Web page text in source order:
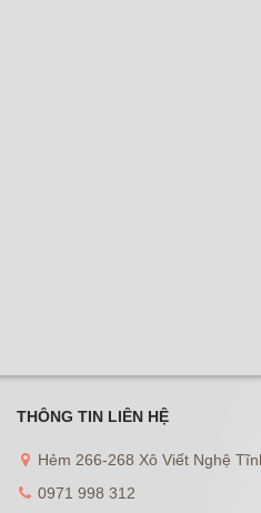
THÔNG TIN LIÊN HỆ
Hẻm 266-268 Xô Viết Nghệ
0971 998 312